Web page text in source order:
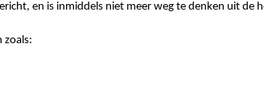
en is inmiddels niet meer weg te denken uit de
zoals: